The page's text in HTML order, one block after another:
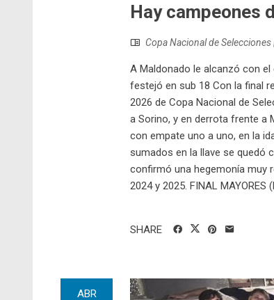
Hay campeones
Copa Nacional de Selecciones
A Maldonado le alcanzó con
festejó en sub 18 Con la final
2026 de Copa Nacional de
a Sorino, y en derrota frente a
con empate uno a uno, en la
sumados en la llave se quedó
confirmó una hegemonía muy
2024 y 2025. FINAL
SHARE
ABR